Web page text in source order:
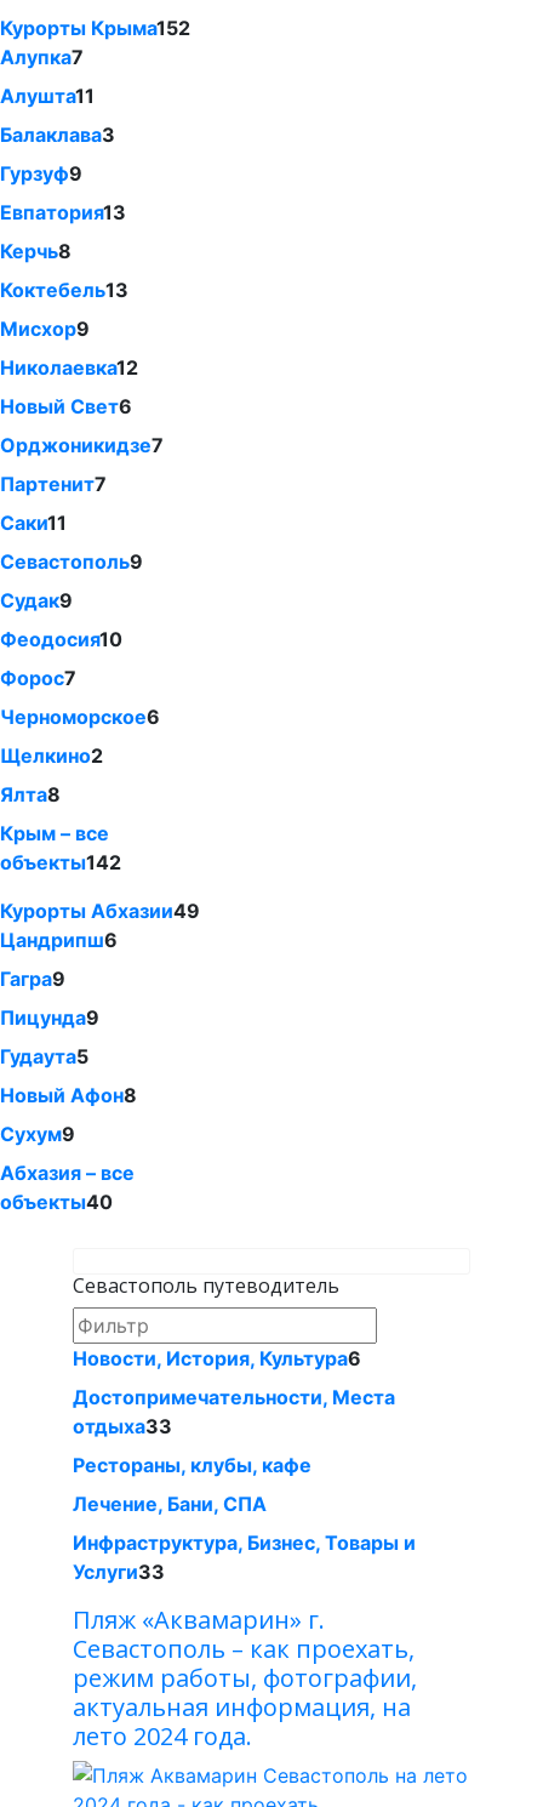
Курорты Крыма152
Алупка7
Алушта11
Балаклава3
Гурзуф9
Евпатория13
Керчь8
Коктебель13
Мисхор9
Николаевка12
Новый Свет6
Орджоникидзе7
Партенит7
Саки11
Севастополь9
Судак9
Феодосия10
Форос7
Черноморское6
Щелкино2
Ялта8
Крым – все
объекты142
Курорты Абхазии49
Цандрипш6
Гагра9
Пицунда9
Гудаута5
Новый Афон8
Сухум9
Абхазия – все
объекты40
Севастополь путеводитель
Новости, История, Культура6
Достопримечательности, Места
отдыха33
Рестораны, клубы, кафе
Лечение, Бани, СПА
Инфраструктура, Бизнес, Товары и
Услуги33
Пляж «Аквамарин» г.
Севастополь – как проехать,
режим работы, фотографии,
актуальная информация, на
лето 2024 года.